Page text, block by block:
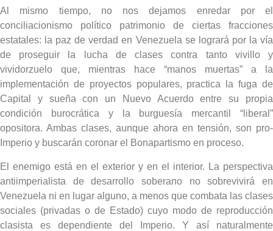
Al mismo tiempo, no nos dejamos enredar por el
conciliacionismo político patrimonio de ciertas fracciones
estatales: la paz de verdad en Venezuela se logrará por la vía
de proseguir la lucha de clases contra tanto vivillo y
vividorzuelo que, mientras hace “manos muertas” a la
implementación de proyectos populares, practica la fuga de
Capital y sueña con un Nuevo Acuerdo entre su propia
condición burocrática y la burguesía mercantil “liberal”
opositora. Ambas clases, aunque ahora en tensión, son pro-
Imperio y buscarán coronar el Bonapartismo en proceso.
El enemigo está en el exterior y en el interior. La perspectiva
antiimperialista de desarrollo soberano no sobrevivirá en
Venezuela ni en lugar alguno, a menos que combata las clases
sociales (privadas o de Estado) cuyo modo de reproducción
clasista es dependiente del Imperio. Y así naturalmente